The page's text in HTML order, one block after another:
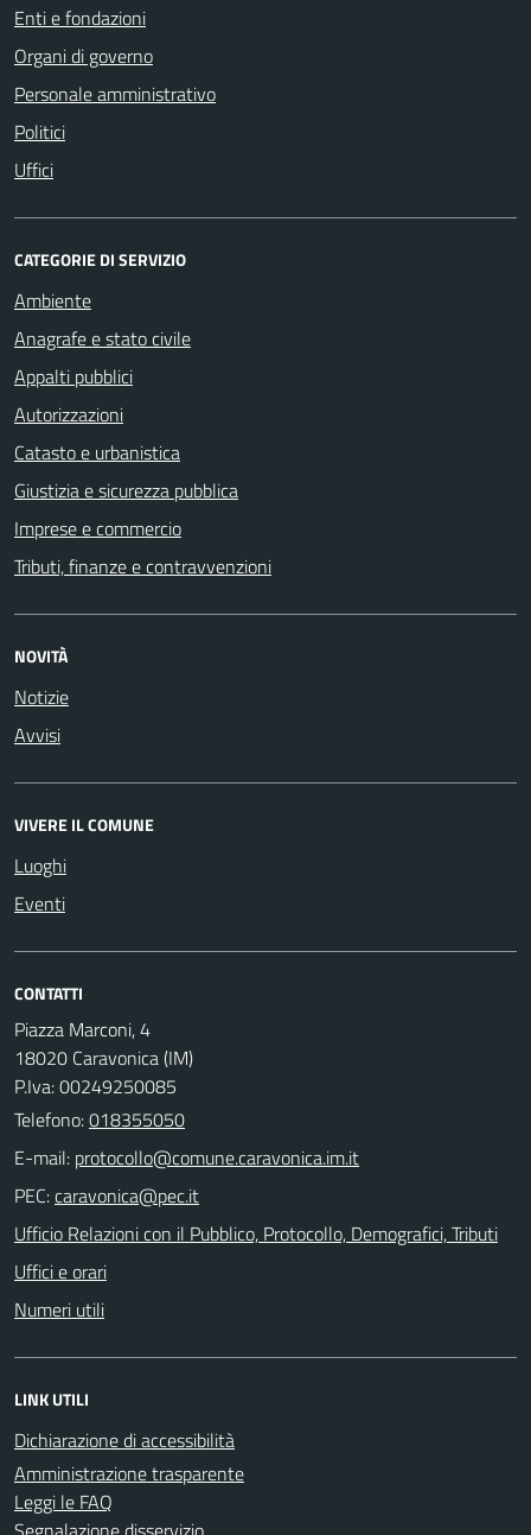
Enti e fondazioni
Organi di governo
Personale amministrativo
Politici
Uffici
CATEGORIE DI SERVIZIO
Ambiente
Anagrafe e stato civile
Appalti pubblici
Autorizzazioni
Catasto e urbanistica
Giustizia e sicurezza pubblica
Imprese e commercio
Tributi, finanze e contravvenzioni
NOVITÀ
Notizie
Avvisi
VIVERE IL COMUNE
Luoghi
Eventi
CONTATTI
Piazza Marconi, 4
18020 Caravonica (IM)
P.Iva: 00249250085
Telefono:018355050
E-mail:
PEC:
Ufficio Relazioni con il Pubblico, Protocollo, Demografici, Tributi
Uffici e orari
Numeri utili
LINK UTILI
Dichiarazione di accessibilità
Amministrazione trasparente
Leggi le FAQ